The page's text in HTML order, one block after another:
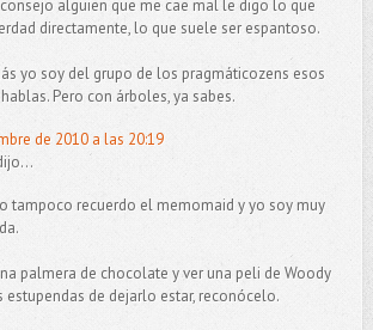
alguien que me cae mal le digo lo que
directamente, lo que suele ser espantoso.
yo soy del grupo de los pragmáticozens esos
Pero con árboles, ya sabes.
de 2010 a las 20:19
tampoco recuerdo el memomaid y yo soy muy
palmera de chocolate y ver una peli de Woody
estupendas de dejarlo estar, reconócelo.